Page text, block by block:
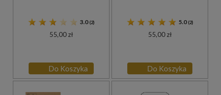
3.0 (2)
55,00 zł
Do Koszyka
5.0 (2)
55,00 zł
Do Koszyka